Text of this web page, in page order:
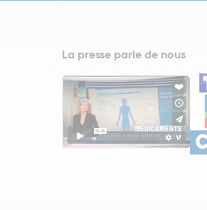
La presse parle de nous